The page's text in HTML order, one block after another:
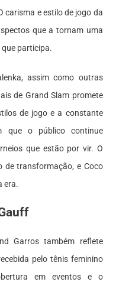
carisma e estilo de jogo da
que a tornam uma
participa.
assim como outras
de Grand Slam promete
de jogo e a constante
que o público continue
que estão por vir. O
de transformação, e Coco
era.
Garros também reflete
pelo tênis feminino
em eventos e o